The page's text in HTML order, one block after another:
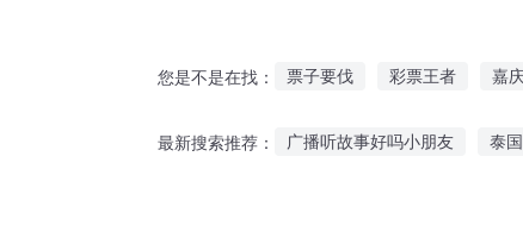
您是不是在找： 票子要伐 彩票王者 嘉
最新搜索推荐： 广播听故事好吗小朋友 泰